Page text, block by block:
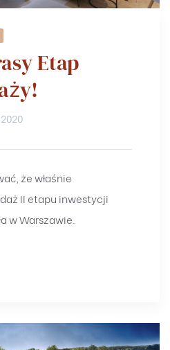
Etap
że właśnie
II etapu inwestycji
w Warszawie.